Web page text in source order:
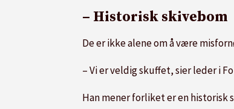
– Historisk skivebom
De er ikke alene om å være
– Vi er veldig skuffet, sier leder i
Han mener forliket er en historisk